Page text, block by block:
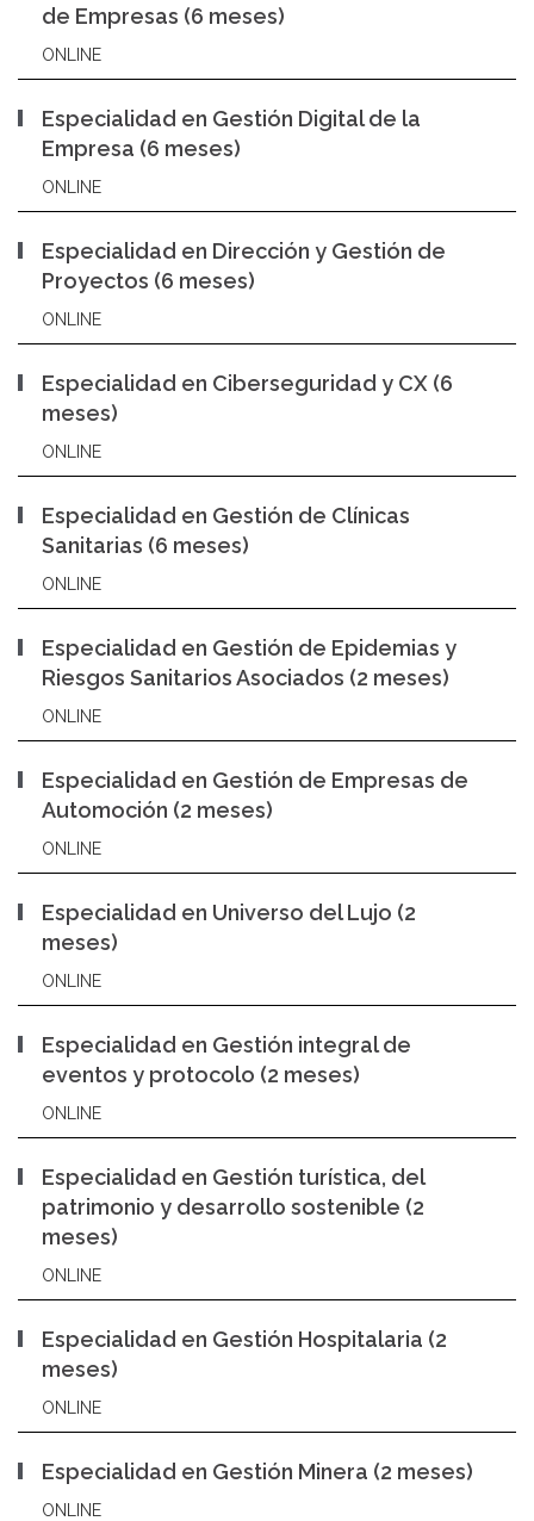
de Empresas (6 meses)
ONLINE
Especialidad en Gestión Digital de la
Empresa (6 meses)
ONLINE
Especialidad en Dirección y Gestión de
Proyectos (6 meses)
ONLINE
Especialidad en Ciberseguridad y CX (6
meses)
ONLINE
Especialidad en Gestión de Clínicas
Sanitarias (6 meses)
ONLINE
Especialidad en Gestión de Epidemias y
Riesgos Sanitarios Asociados (2 meses)
ONLINE
Especialidad en Gestión de Empresas de
Automoción (2 meses)
ONLINE
Especialidad en Universo del Lujo (2
meses)
ONLINE
Especialidad en Gestión integral de
eventos y protocolo (2 meses)
ONLINE
Especialidad en Gestión turística, del
patrimonio y desarrollo sostenible (2
meses)
ONLINE
Especialidad en Gestión Hospitalaria (2
meses)
ONLINE
Especialidad en Gestión Minera (2 meses)
ONLINE